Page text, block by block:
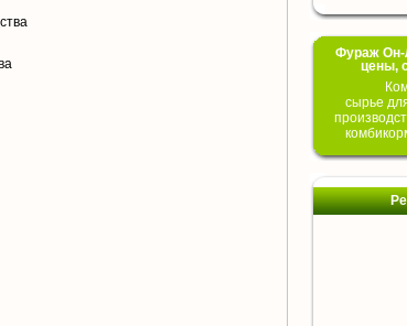
Фураж Он-
цены,
сырье